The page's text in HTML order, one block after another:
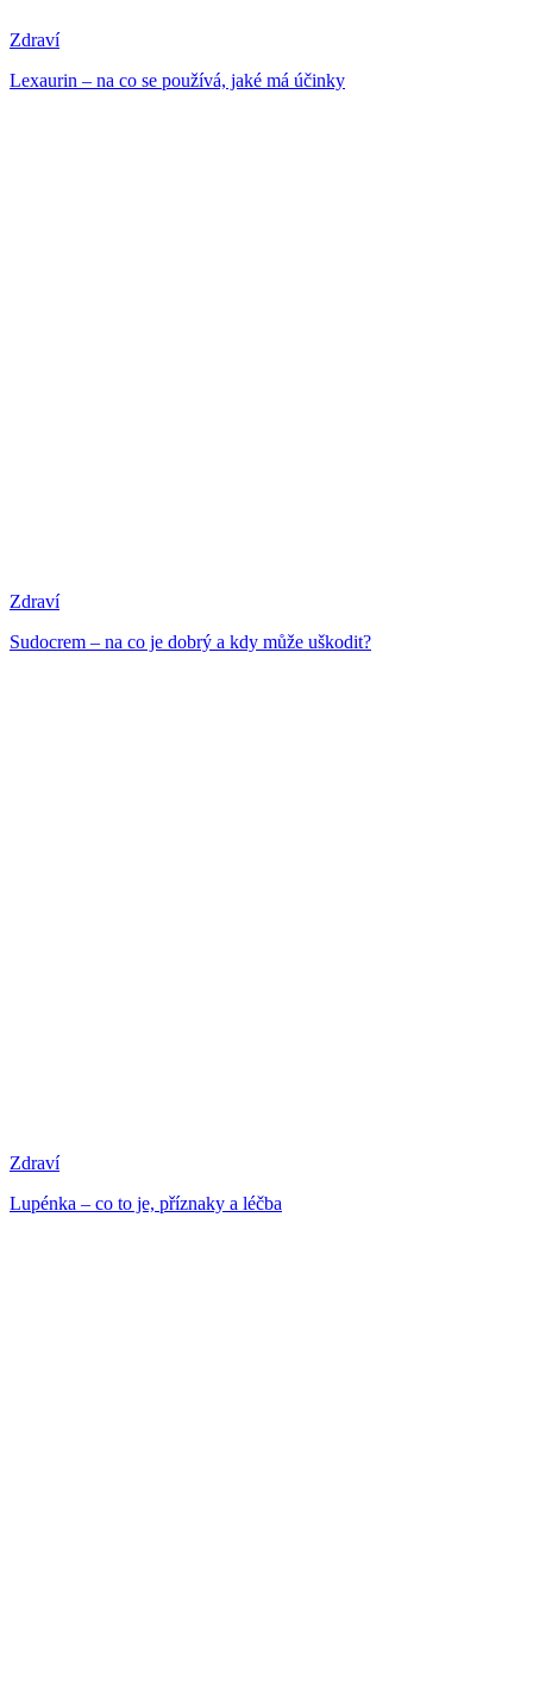
Zdraví
Lexaurin – na co se používá, jaké má účinky
Zdraví
Sudocrem – na co je dobrý a kdy může uškodit?
Zdraví
Lupénka – co to je, příznaky a léčba